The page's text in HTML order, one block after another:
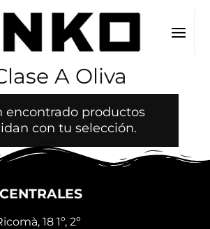
producto / Toner Clase A Oliva
A Oliva
encontrado productos
con tu selección.
18 1º, 2º